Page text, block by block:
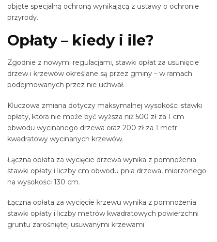
objęte specjalną ochroną wynikającą z ustawy o ochronie
przyrody.
Opłaty – kiedy i ile?
Zgodnie z nowymi regulacjami, stawki opłat za usunięcie
drzew i krzewów określane są przez gminy – w ramach
podejmowanych przez nie uchwał.
Kluczowa zmiana dotyczy maksymalnej wysokości stawki
opłaty, która nie może być wyższa niż 500 zł za 1 cm
obwodu wycinanego drzewa oraz 200 zł za 1 metr
kwadratowy wycinanych krzewów.
Łączna opłata za wycięcie drzewa wynika z pomnożenia
stawki opłaty i liczby cm obwodu pnia drzewa, mierzonego
na wysokości 130 cm.
Łączna opłata za wycięcie krzewu wynika z pomnożenia
stawki opłaty i liczby metrów kwadratowych powierzchni
gruntu zarośniętej usuwanymi krzewami.